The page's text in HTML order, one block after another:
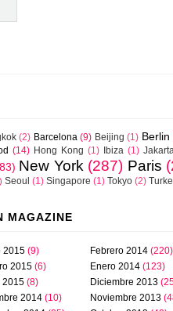
(2) Barcelona (9) Beijing (1) Berlin
(14) Hong Kong (1) Ibiza (1)
New York (287) Paris
Seoul (1) Singapore (1) Tokyo (2)
MAGAZINE
2015 (9)
2015 (6)
2015 (8)
2014 (10)
Febrero 2014 (220)
Enero 2014 (123)
Diciembre 2013
Noviembre 2013